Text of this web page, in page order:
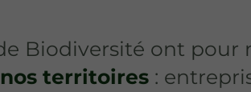
Biodiversité ont pour
territoires :